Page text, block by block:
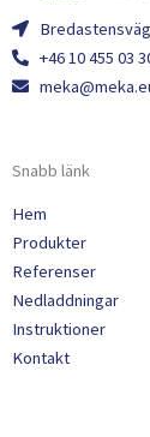
+46 10 455 03
Snabb länk
Hem
Produkter
Referenser
Nedladdningar
Instruktioner
Kontakt